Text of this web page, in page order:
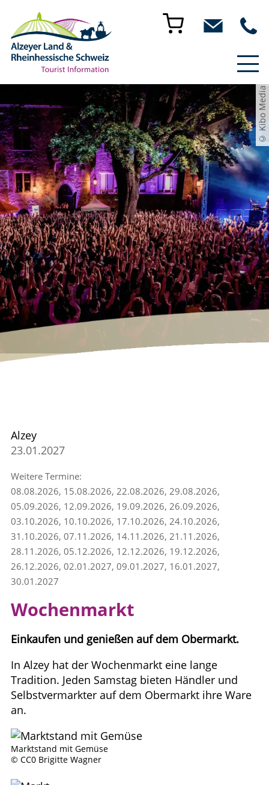
© Kibo Media
Alzey
23.01.2027
Weitere Termine:
08.08.2026, 15.08.2026, 22.08.2026, 29.08.2026,
05.09.2026, 12.09.2026, 19.09.2026, 26.09.2026,
03.10.2026, 10.10.2026, 17.10.2026, 24.10.2026,
31.10.2026, 07.11.2026, 14.11.2026, 21.11.2026,
28.11.2026, 05.12.2026, 12.12.2026, 19.12.2026,
26.12.2026, 02.01.2027, 09.01.2027, 16.01.2027,
30.01.2027
Wochenmarkt
Einkaufen und genießen auf dem Obermarkt.
In Alzey hat der Wochenmarkt eine lange
Tradition. Jeden Samstag bieten Händler und
Selbstvermarkter auf dem Obermarkt ihre Ware
an.
Marktstand mit Gemüse
© CC0 Brigitte Wagner